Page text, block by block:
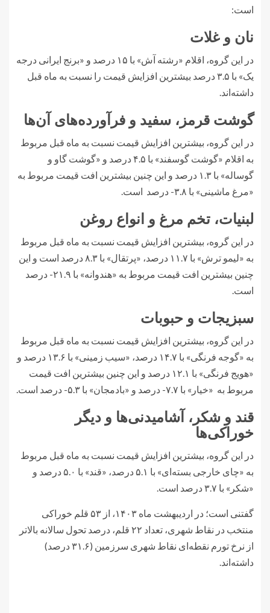
است:
نان و غلات
در این گروه، اقلام «رشته آش» با ۱۵ درصد و «برنج ایرانی درجه
یک» با ۳.۵ درصد بیشترین افزایش قیمت را نسبت به ماه قبل
داشته‌اند.
گوشت قرمز، سفید و فرآورده‌های آن‌ها
در این گروه، بیشترین افزایش قیمت نسبت به ماه قبل مربوط
به اقلام «گوشت گوسفند» با ۴.۵ درصد و «گوشت گاو و
گوساله» با ۱.۳ درصد و این چنین بیشترین افت قیمت مربوط به
«مرغ ماشینی» با ۳.۸- درصد است.
لبنیات، تخم مرغ و انواع روغن
در این گروه، بیشترین افزایش قیمت نسبت به ماه قبل مربوط
به «لیمو ترش» با ۱۱.۷ درصد، «پرتقال» با ۸.۳ درصد است و این
چنین بیشترین افت قیمت مربوط به «هندوانه» با ۲۱.۹- درصد
است.
سبزیجات و حبوبات
در این گروه، بیشترین افزایش قیمت نسبت به ماه قبل مربوط
به «گوجه فرنگی» با ۱۴.۷ درصد، «سیب زمینی» با ۱۳.۶ درصد و
«هویج فرنگی» با ۱۲.۱ درصد و این چنین بیشترین افت قیمت
مربوط به «خیار» با ۷.۷- درصد و «بادمجان» با ۵.۳- درصد است.
قند و شکر، آشامیدنی‌ها و دیگر
خوراکی‌ها
در این گروه، بیشترین افزایش قیمت نسبت به ماه قبل مربوط
به «چای خارجی بسته‌ای» با ۵.۱ درصد، «قند» با ۵.۰ درصد و
«شکر» با ۳.۷ درصد است.
گفتنی است؛ در اردیبهشت ماه ۱۴۰۳، از ۵۳ قلم خوراکی
منتخب در نقاط شهری، تعداد ۲۲ قلم، درصد تحول سالانه بالاتر
از نرخ تورم نقطه‌ای نقاط شهری سرزمین (۳۱.۶ درصد)
داشته‌اند.